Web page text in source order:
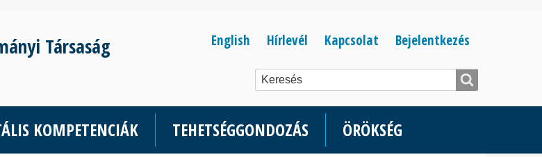
Társaság
Bejelentkezés
menüje
Bejelentkezés
English Hírlevél Kapcsolat
KOMPETENCIÁK TEHETSÉGGONDOZÁS ÖRÖKSÉG